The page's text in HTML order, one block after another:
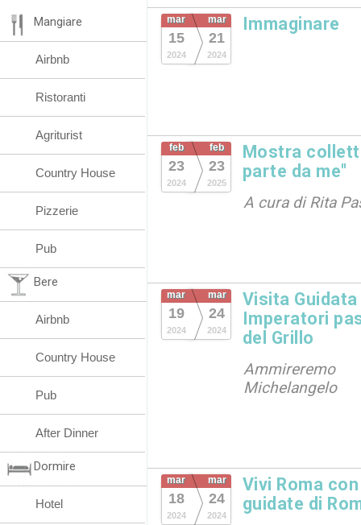
mar
15
2024
mar
21
2024
Immaginare
feb
23
2024
feb
23
2025
Mostra
parte da me"
A cura di Rita
mar
19
2024
mar
24
2024
Visita
Imperatori
del Grillo
Michelangelo
mar
18
2024
mar
24
2024
Vivi Roma
guidate di
Mangiare
Airbnb
Ristoranti
Agriturist
Country House
Pizzerie
Pub
Bere
Airbnb
Country House
Pub
After Dinner
Dormire
Hotel